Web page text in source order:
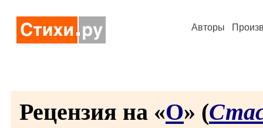
Авторы
Рецензия на «О» (